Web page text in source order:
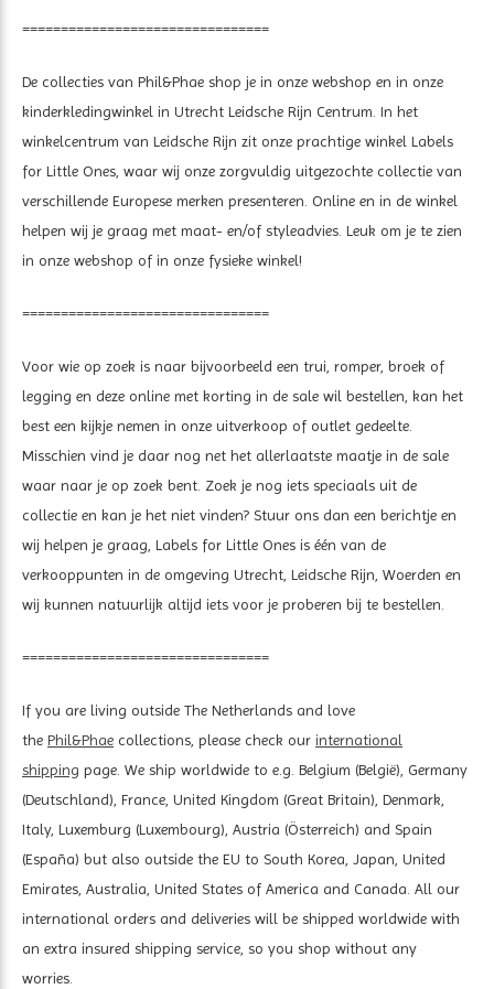
================================
De collecties van Phil&Phae shop je in onze webshop en in onze
kinderkledingwinkel in Utrecht Leidsche Rijn Centrum. In het
winkelcentrum van Leidsche Rijn zit onze prachtige winkel Labels
for Little Ones, waar wij onze zorgvuldig uitgezochte collectie van
verschillende Europese merken presenteren. Online en in de winkel
helpen wij je graag met maat- en/of styleadvies. Leuk om je te zien
in onze webshop of in onze fysieke winkel!
================================
Voor wie op zoek is naar bijvoorbeeld een trui, romper, broek of
legging en deze online met korting in de sale wil bestellen, kan het
best een kijkje nemen in onze uitverkoop of outlet gedeelte.
Misschien vind je daar nog net het allerlaatste maatje in de sale
waar naar je op zoek bent. Zoek je nog iets speciaals uit de
collectie en kan je het niet vinden? Stuur ons dan een berichtje en
wij helpen je graag, Labels for Little Ones is één van de
verkooppunten in de omgeving Utrecht, Leidsche Rijn, Woerden en
wij kunnen natuurlijk altijd iets voor je proberen bij te bestellen.
================================
If you are living outside The Netherlands and love
the Phil&Phae collections, please check our international
shipping page. We ship worldwide to e.g. Belgium (België), Germany
(Deutschland), France, United Kingdom (Great Britain), Denmark,
Italy, Luxemburg (Luxembourg), Austria (Österreich) and Spain
(España) but also outside the EU to South Korea, Japan, United
Emirates, Australia, United States of America and Canada. All our
international orders and deliveries will be shipped worldwide with
an extra insured shipping service, so you shop without any
worries.